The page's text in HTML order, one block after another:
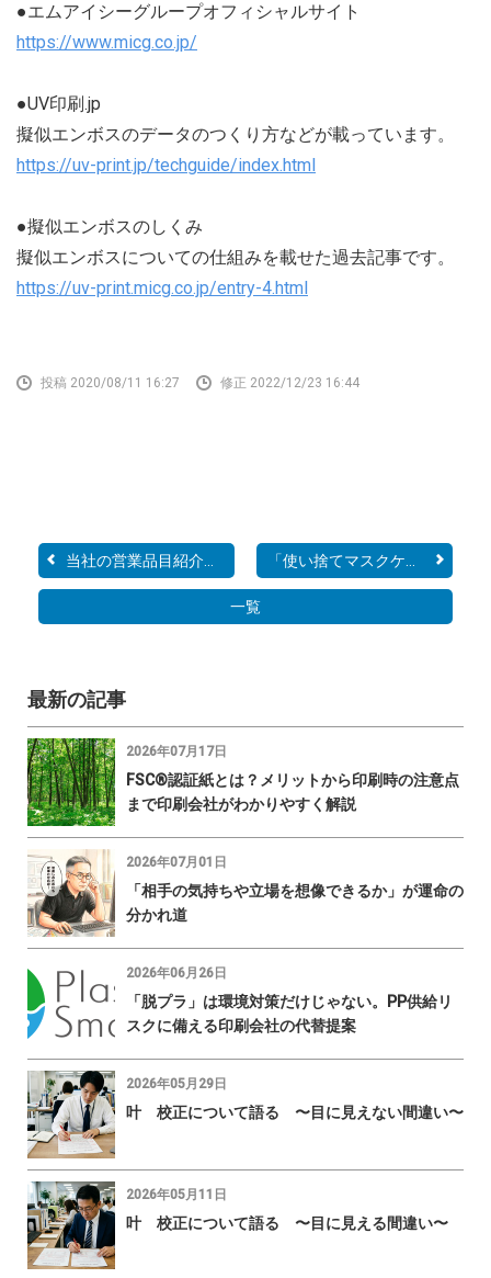
●エムアイシーグループオフィシャルサイト
https://www.micg.co.jp/
●UV印刷.jp
擬似エンボスのデータのつくり方などが載っています。
https://uv-print.jp/techguide/index.html
●擬似エンボスのしくみ
擬似エンボスについての仕組みを載せた過去記事です。
https://uv-print.micg.co.jp/entry-4.html
投稿 2020/08/11 16:27 修正 2022/12/23 16:44
当社の営業品目紹介！！～... 「使い捨てマスクケース」...
一覧
最新の記事
2026年07月17日
FSC®認証紙とは？メリットから印刷時の注意点
まで印刷会社がわかりやすく解説
2026年07月01日
「相手の気持ちや立場を想像できるか」が運命の
分かれ道
2026年06月26日
「脱プラ」は環境対策だけじゃない。PP供給リ
スクに備える印刷会社の代替提案
2026年05月29日
叶 校正について語る 〜目に見えない間違い〜
2026年05月11日
叶 校正について語る 〜目に見える間違い〜